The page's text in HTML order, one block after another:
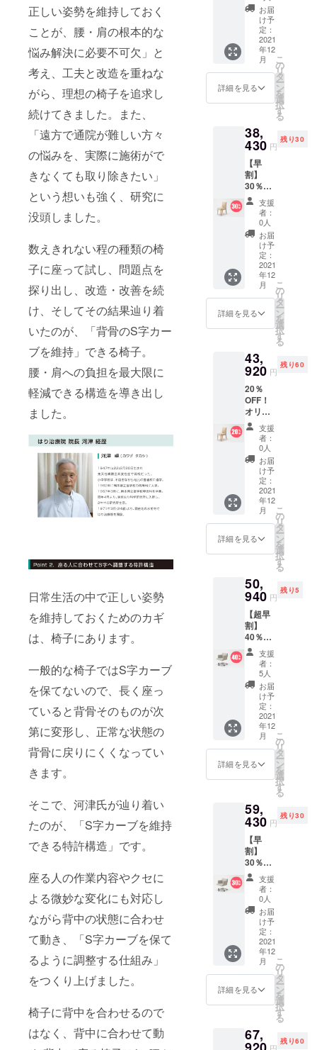
正しい姿勢を維持しておく
ことが、腰・肩の根本的な
悩み解決に必要不可欠」と
考え、工夫と改造を重ねな
がら、理想の椅子を追求し
続けてきました。また、
「遠方で通院が難しい方々
の悩みを、実際に施術がで
きなくても取り除きたい」
という想いも強く、研究に
没頭しました。
数えきれない程の種類の椅
子に座って試し、問題点を
探り出し、改造・改善を続
け、そしてその結果辿り着
いたのが、「背骨のS字カー
ブを維持」できる椅子。
腰・肩への負担を最大限に
軽減できる構造を導き出し
ました。
日常生活の中で正しい姿勢
を維持しておくためのカギ
は、椅子にあります。
一般的な椅子ではS字カーブ
を保てないので、長く座っ
ていると背骨そのものが次
第に変形し、正常な状態の
背骨に戻りにくくなってい
きます。
そこで、河津氏が辿り着い
たのが、「S字カーブを維持
できる特許構造」です。
座る人の作業内容やクセに
よる微妙な変化にも対応し
ながら背中の状態に合わせ
て動き、「S字カーブを保て
るように調整する仕組み」
をつくり上げました。
椅子に背中を合わせるので
はなく、背中に合わせて動
そんなとき
は、世界に
ひとつだけ
のオーダー
メード家具
を制作し
て、お客様
る価値を創
造いたしま
チェア
(カトレ
アタイ
プ) 1脚
一般販
売予定
価格：
54,900
円（税
込） ※1
※送料込
み ※備
考欄
に、ご
希望の
張地と
脚部の
色をご
記入く
ださ
い。
※2021
年12月
順次出
荷予定
です。
お届
け予
定：
2021
年12
月
詳細を見る
こ
の
リ
タ
ー
ン
を
選
択
す
る
38,
430 円
残り30
【早
割】
30％
OFF！
オリジ
ナル
チェア
(カトレ
アタイ
プ) 1脚
一般販
売予定
価格：
54,900
円（税
込） ※1
※送料込
み ※備
考欄
に、ご
希望の
張地と
脚部の
色をご
記入く
ださ
い。
※2021
年12月
順次出
荷予定
です。
支援
者：
0人
お届
け予
定：
2021
年12
月
詳細を見る
こ
の
リ
タ
ー
ン
を
選
択
す
る
43,
920 円
残り60
20％
OFF！
オリジ
ナル
チェア
(カトレ
アタイ
プ) 1脚
一般販
売予定
価格：
54,900
円（税
込） ※1
年保証
※送料込
考欄
に、ご
希望の
張地と
脚部の
色をご
記入く
ださ
い。
※2021
年12月
順次出
荷予定
です。
支援
者：
0人
お届
け予
定：
2021
年12
月
詳細を見る
こ
の
リ
タ
ー
ン
を
選
択
す
る
50,
940 円
残り5
【超早
割】
40％
OFF！
オリジ
ナル
チェア
アイ
ディオ
タイプ)
1脚 一
般販売
予定価
格：
84,900
円（税
年保証
※送料込
み ※備
考欄
に、ご
希望の
張地の
色をご
記入く
ださ
い。
※2021
年12月
順次出
荷予定
です。
支援
者：
5人
お届
け予
定：
2021
年12
月
詳細を見る
こ
の
リ
タ
ー
ン
を
選
択
す
る
59,
430 円
残り30
【早
割】
30％
OFF！
オリジ
ナル
チェア
(アイ
ディオ
タイプ)
1脚 一
般販売
予定価
格：
84,900
円（税
年保証
※送料込
支援
者：
0人
お届
け予
定：
2021
年12
月
詳細を見る
こ
の
リ
タ
ー
ン
を
選
択
す
る
67,
円
残り60